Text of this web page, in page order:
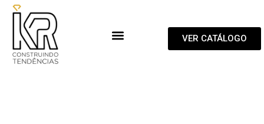
VER CATÁLOGO